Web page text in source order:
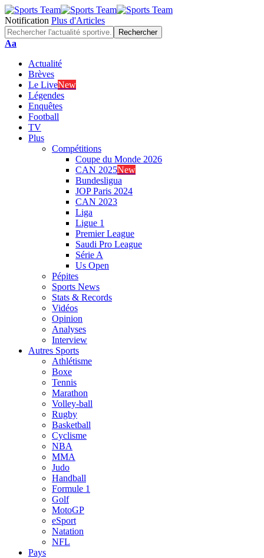
Notification Plus d'Articles
Aa
Actualité
Brèves
Le LiveNew
Légendes
Enquêtes
Football
TV
Plus
Compétitions
Coupe du Monde 2026
CAN 2025New
Bundesligua
JOP Paris 2024
CAN 2023
Liga
Ligue 1
Premier League
Saudi Pro League
Série A
Us Open
Pépites
Sports News
Stats & Records
Vidéos
Opinion
Analyses
Interview
Autres Sports
Athlétisme
Boxe
Tennis
Marathon
Volley-ball
Rugby
Basketball
Cyclisme
NBA
MMA
Judo
Handball
Formule 1
Golf
MotoGP
eSport
Natation
NFL
Pays